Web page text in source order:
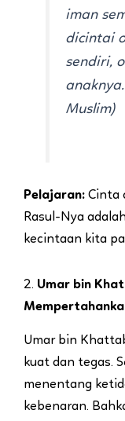
iman
dicintai
sendiri,
Muslim)
Pelajaran: Cinta
Rasul-Nya
kecintaan kita
2. Umar bin
Umar bin
kuat dan tegas.
menentang
kebenaran.